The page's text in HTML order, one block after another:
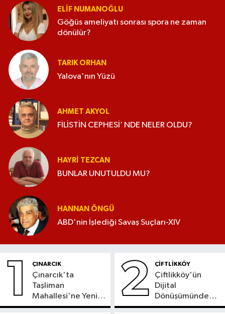
ELİF NUMANOĞLU
Göğüs ameliyatı sonrası spora ne zaman
dönülür?
TARIK ORHAN
Yalova'nın Yüzü
AHMET AKYOL
FİLİSTİN CEPHESİ’ NDE NELER OLDU?
HAYRI TEZCAN
BUNLAR UNUTULDU MU?
HANNAN ÖNGÜ
ABD'nin İşlediği Savaş Suçları-XIV
1 ÇINARCIK
Çınarcık'ta
Taşliman
Mahallesi'ne Yeni
Ortak ATM
2 ÇİFTLİKKÖY
Çiftlikköy'ün
Dijital
Dönüşümünde
Yeni Dönem